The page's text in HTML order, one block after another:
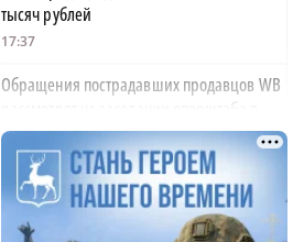
тысяч рублей
17:37
Обращения пострадавших продавцов WB
рассмотрят на заседании оперштаба в
августе
17:21
Нижегородская область вошла в число
лидеров научно-популярного туризма